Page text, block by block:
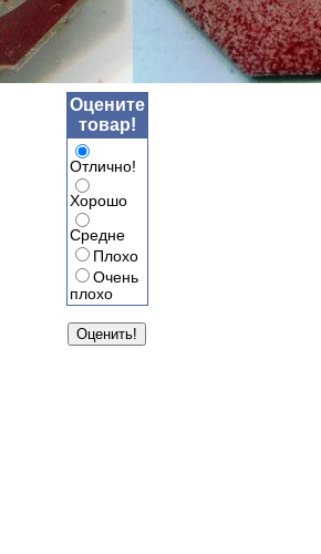
Оцените
товар!
Отлично!
Хорошо
Средне
Плохо
Очень
плохо